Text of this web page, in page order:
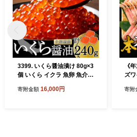
3399. いくら醤油漬け 80g×3
個 いくら イクラ 魚卵 魚介
町
寄附金額 16,000円
《
ズ
方
寄附